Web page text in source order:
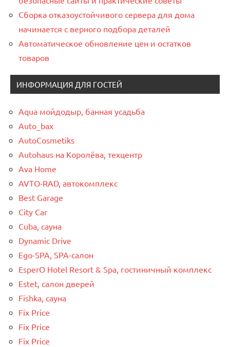
Сборка отказоустойчивого сервера для дома
начинается с верного подбора деталей
Автоматическое обновление цен и остатков
товаров
ИНФОРМАЦИЯ ДЛЯ ГОСТЕЙ
Aqua мойдодыр, банная усадьба
Auto_bax
AutoCosmetiks
Autohaus на Королёва, техцентр
Ava Home
AVTO-RAD, автокомплекс
Best Garage
City Car
Cuba, сауна
Dynamic Drive
Ego-SPA, SPA-салон
EsperO Hotel Resort & Spa, гостиничный комплекс
Estet, салон дверей
Fishka, сауна
Fix Price
Fix Price
Fix Price